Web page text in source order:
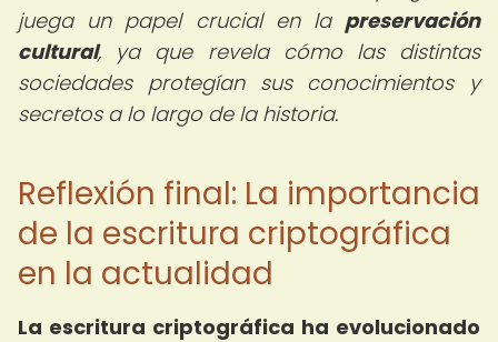
juega un papel crucial en la preservación
cultural, ya que revela cómo las distintas
sociedades protegían sus conocimientos y
secretos a lo largo de la historia.
Reflexión final: La importancia
de la escritura criptográfica
en la actualidad
La escritura criptográfica ha evolucionado